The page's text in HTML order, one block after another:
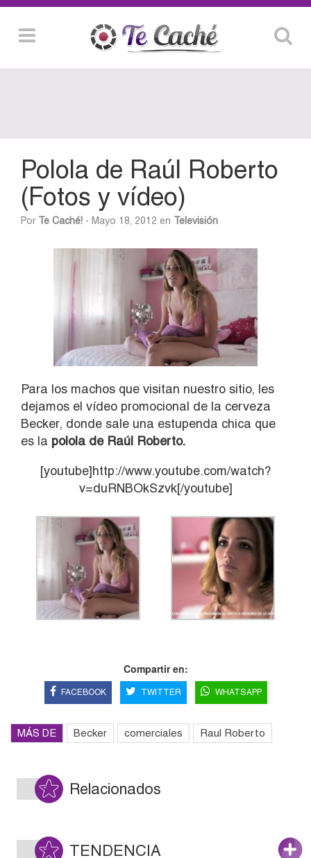
Polola de Raúl Roberto
(Fotos y vídeo)
Por Te Caché! - Mayo 18, 2012 en Televisión
Para los machos que visitan nuestro sitio, les
dejamos el vídeo promocional de la cerveza
Becker, donde sale una estupenda chica que
es la polola de Raúl Roberto.
[youtube]http://www.youtube.com/watch?
v=duRNBOkSzvk[/youtube]
Compartir en:
FACEBOOK TWITTER WHATSAPP
MÁS DE Becker comerciales Raul Roberto
Relacionados
TENDENCIA